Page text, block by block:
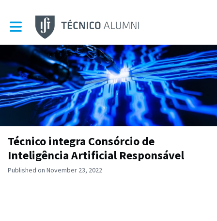
Toggle main navigation
Técnico integra Consórcio de
Inteligência Artificial Responsável
Published on November 23, 2022